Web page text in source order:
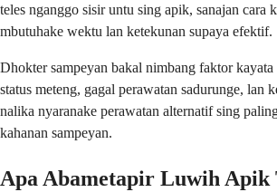
teles nganggo sisir untu sing apik, sanajan cara
mbutuhake wektu lan ketekunan supaya efektif.
Dhokter sampeyan bakal nimbang faktor kayata
status meteng, gagal perawatan sadurunge, lan
nalika nyaranake perawatan alternatif sing
kahanan sampeyan.
Apa Abametapir Luwih Apik